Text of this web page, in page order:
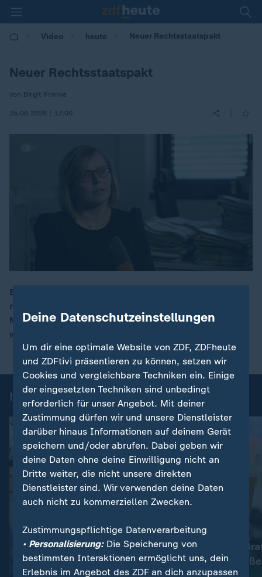
Video heute Neuer Rechtsstaatspakt
Neuer Rechtsstaatspakt
von Birgit Franke
25.06.2026 | 17:00
00:17
Bund und Länder wollen heute voraussichtlich einen
neuen Rechtsstaatspakt beschließen. Insgesamt 450
Millionen Euro sollen in das Justizsystem investiert
werden.
heute-Nachrichten: Einzelbeiträge
Wetter:
So wird das Wetter
Nachrichten | heute
Immer mehr
müssen
Deine Datenschutzeinstellungen
Um dir eine optimale Website von ZDF, ZDFheute
und ZDFtivi präsentieren zu können, setzen wir
Cookies und vergleichbare Techniken ein. Einige
der eingesetzten Techniken sind unbedingt
erforderlich für unser Angebot. Mit deiner
Zustimmung dürfen wir und unsere Dienstleister
darüber hinaus Informationen auf deinem Gerät
speichern und/oder abrufen. Dabei geben wir
deine Daten ohne deine Einwilligung nicht an
Dritte weiter, die nicht unsere direkten
Dienstleister sind. Wir verwenden deine Daten
auch nicht zu kommerziellen Zwecken.
Zustimmungspflichtige Datenverarbeitung
• Personalisierung:Die Speicherung von
bestimmten Interaktionen ermöglicht uns, dein
Erlebnis im Angebot des ZDF an dich anzupassen